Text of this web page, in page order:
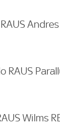
RAUS
Wilms